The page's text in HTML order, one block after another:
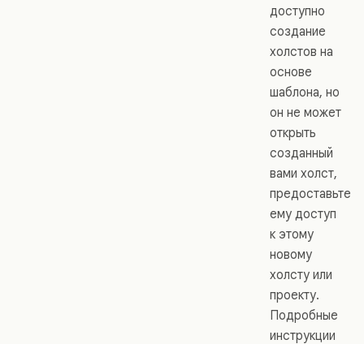
доступно
создание
холстов на
основе
шаблона, но
он не может
открыть
созданный
вами холст,
предоставьте
ему доступ
к этому
новому
холсту или
проекту.
Подробные
инструкции